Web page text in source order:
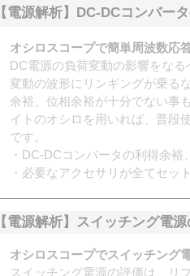
【電源解析】DC-DCコンバー
オシロスコープで簡単周波数応
DC電源の負荷変動の影響をな
変動の波形にリンギングが乗る
余裕、位相余裕が十分でない事
イトのオシロを用いれば、普段
です。
・DC-DCコンバータの利得余裕
・必要なアクセサリが全てセッ
【電源解析】スイッチング電
オシロスコープでスイッチング
スイッチング電源の評価は、リ